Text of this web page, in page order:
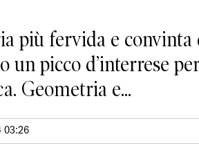
più fervida e convinta
un picco d’interrese
Geometria e...
03:26